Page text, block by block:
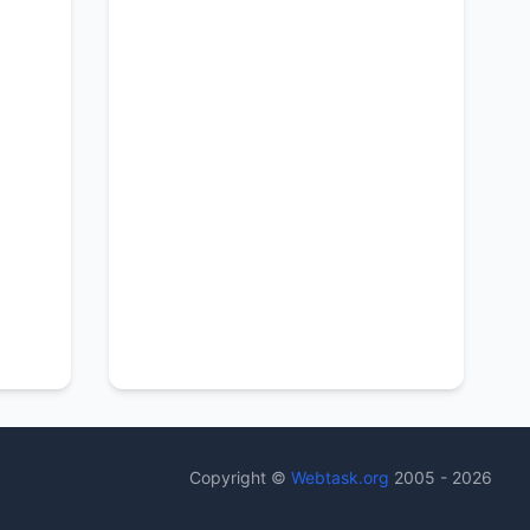
Copyright © Webtask.org 2005 - 2026